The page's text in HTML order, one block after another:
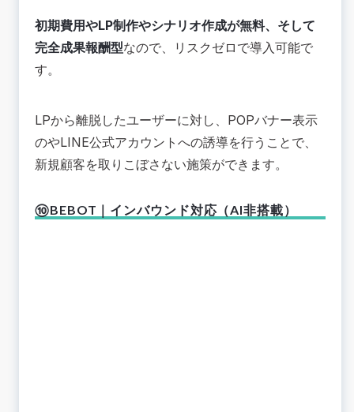
初期費用やLP制作やシナリオ作成が無料、そして
完全成果報酬型なので、リスクゼロで導入可能で
す。
LPから離脱したユーザーに対し、POPバナー表示
のやLINE公式アカウントへの誘導を行うことで、
新規顧客を取りこぼさない施策ができます。
⑩BEBOT｜インバウンド対応（AI非搭載）